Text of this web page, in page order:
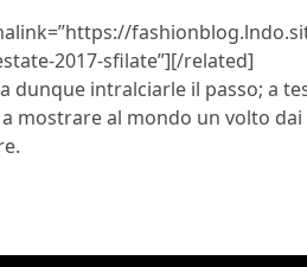
2017-sfilate”][/related]
dunque intralciarle il passo; a
mostrare al mondo un volto